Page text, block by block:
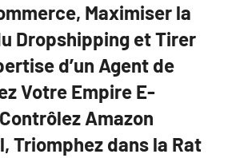
Maximiser la
Dropshipping et Tirer
d’un Agent de
Votre Empire E-
Amazon
Triomphez dans la Rat